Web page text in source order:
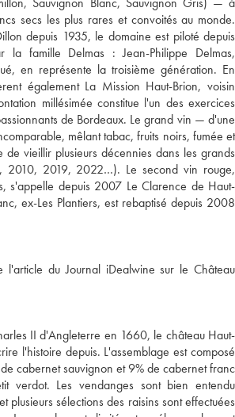
secs les plus rares et convoités au monde.
depuis 1935, le domaine est piloté depuis
la famille Delmas : Jean-Philippe Delmas,
en représente la troisième génération. En
également La Mission Haut-Brion, voisin
millésimée constitue l'un des exercices
de Bordeaux. Le grand vin — d'une
mêlant tabac, fruits noirs, fumée et
vieillir plusieurs décennies dans les grands
2010, 2019, 2022…). Le second vin rouge,
s'appelle depuis 2007 Le Clarence de Haut-
ex-Les Plantiers, est rebaptisé depuis 2008
l'article du Journal iDealwine sur le Château
II d'Angleterre en 1660, le château Haut-
l'histoire depuis. L'assemblage est composé
cabernet sauvignon et 9% de cabernet franc
verdot. Les vendanges sont bien entendu
plusieurs sélections des raisins sont effectuées